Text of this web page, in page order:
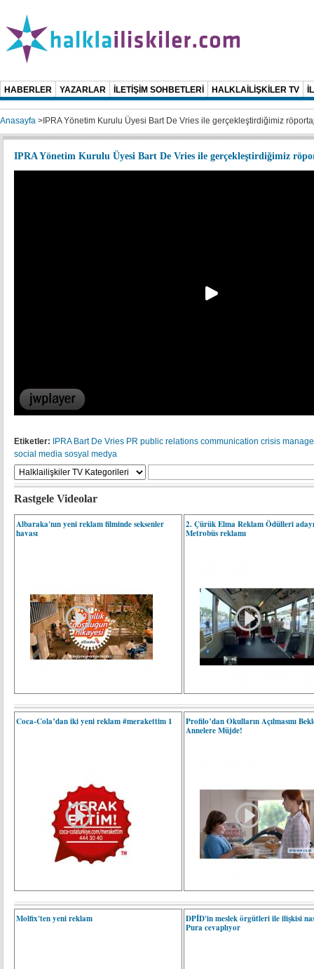
HABERLER YAZARLAR İLETİŞİM SOHBETLERİ HALKLAİLİŞKİLER TV
Anasayfa > IPRA Yönetim Kurulu Üyesi Bart De Vries ile gerçekleştirdiğimiz
IPRA Yönetim Kurulu Üyesi Bart De Vries ile gerçekleştirdiğimiz
Etiketler: IPRA Bart De Vries PR public relations communication crisis
social media sosyal medya
Rastgele Videolar
Albaraka'nın yeni reklam filminde seksenler
havası
2. Çürük Elma Reklam Ödülleri
Metrobüs reklamı
Coca-Cola’dan iki yeni reklam #merakettim 1
Profilo’dan Okulların Açılmasını
Annelere Müjde!
Molfix'ten yeni reklam
DPİD'in meslek örgütleri ile ilişkisi
Pura cevaplıyor